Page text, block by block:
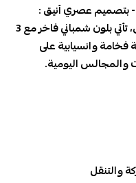
عربية تقديم ضيافة بتصميم عصري أنيق، تأتي بلون شمباني فاخر مع 3
وانسيابية على
والمجالس اليومية.
والتنقل